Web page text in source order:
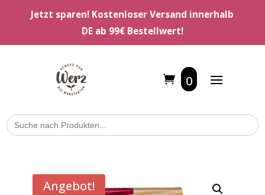
Jetzt sparen! Kostenloser Versand innerhalb
DE ab 99€ Bestellwert!
0
Search
for:
Angebot!